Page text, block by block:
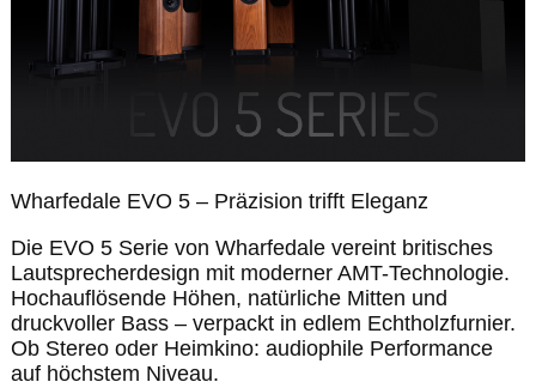
Wharfedale EVO 5 – Präzision trifft Eleganz
Die EVO 5 Serie von Wharfedale vereint britisches
Lautsprecherdesign mit moderner AMT-Technologie.
Hochauflösende Höhen, natürliche Mitten und
druckvoller Bass – verpackt in edlem Echtholzfurnier.
Ob Stereo oder Heimkino: audiophile Performance
auf höchstem Niveau.